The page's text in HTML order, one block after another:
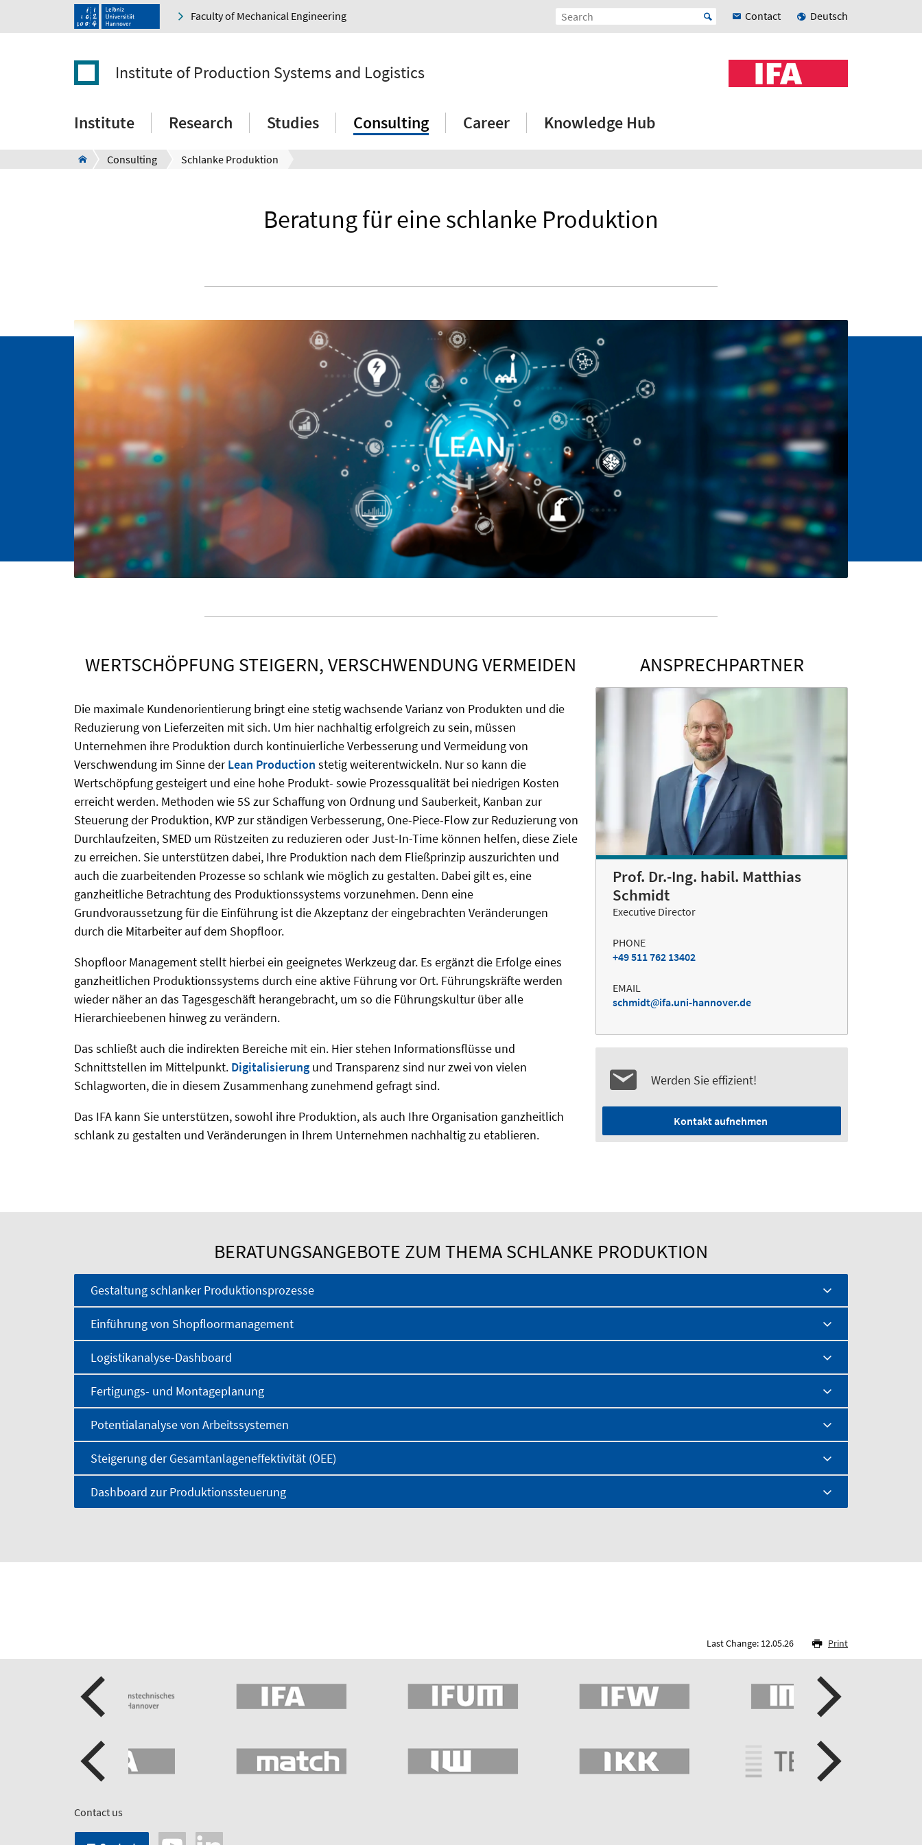
Faculty of Mechanical Engineering Contact Deutsch
Institute of Production Systems and Logistics
Institute Research Studies Consulting Career Knowledge Hub
Consulting Schlanke Produktion
Beratung für eine schlanke Produktion
WERTSCHÖPFUNG STEIGERN, VERSCHWENDUNG VERMEIDEN
Die maximale Kundenorientierung bringt eine stetig wachsende Varianz von Produkten und die
Reduzierung von Lieferzeiten mit sich. Um hier nachhaltig erfolgreich zu sein, müssen
Unternehmen ihre Produktion durch kontinuierliche Verbesserung und Vermeidung von
Verschwendung im Sinne derLean Production stetig weiterentwickeln. Nur so kann die
Wertschöpfung gesteigert und eine hohe Produkt- sowie Prozessqualität bei niedrigen Kosten
erreicht werden. Methoden wie 5S zur Schaffung von Ordnung und Sauberkeit, Kanban zur
Steuerung der Produktion, KVP zur ständigen Verbesserung, One-Piece-Flow zur Reduzierung von
Durchlaufzeiten, SMED um Rüstzeiten zu reduzieren oder Just-In-Time können helfen, diese Ziele
zu erreichen. Sie unterstützen dabei, Ihre Produktion nach dem Fließprinzip auszurichten und
auch die zuarbeitenden Prozesse so schlank wie möglich zu gestalten. Dabei gilt es, eine
ganzheitliche Betrachtung des Produktionssystems vorzunehmen. Denn eine
Grundvoraussetzung für die Einführung ist die Akzeptanz der eingebrachten Veränderungen
durch die Mitarbeiter auf dem Shopfloor.
Shopfloor Management stellt hierbei ein geeignetes Werkzeug dar. Es ergänzt die Erfolge eines
ganzheitlichen Produktionssystems durch eine aktive Führung vor Ort. Führungskräfte werden
wieder näher an das Tagesgeschäft herangebracht, um so die Führungskultur über alle
Hierarchieebenen hinweg zu verändern.
Das schließt auch die indirekten Bereiche mit ein. Hier stehen Informationsflüsse und
Schnittstellen im Mittelpunkt. Digitalisierung und Transparenz sind nur zwei von vielen
Schlagworten, die in diesem Zusammenhang zunehmend gefragt sind.
Das IFA kann Sie unterstützen, sowohl ihre Produktion, als auch Ihre Organisation ganzheitlich
schlank zu gestalten und Veränderungen in Ihrem Unternehmen nachhaltig zu etablieren.
ANSPRECHPARTNER
Prof. Dr.-Ing. habil. Matthias
Schmidt
Executive Director
PHONE
+49 511 762 13402
EMAIL
schmidt
ifa.uni-hannover.de
Werden Sie effizient!
Kontakt aufnehmen
BERATUNGSANGEBOTE ZUM THEMA SCHLANKE PRODUKTION
Gestaltung schlanker Produktionsprozesse
Einführung von Shopfloormanagement
Logistikanalyse-Dashboard
Fertigungs- und Montageplanung
Potentialanalyse von Arbeitssystemen
Steigerung der Gesamtanlageneffektivität (OEE)
Dashboard zur Produktionssteuerung
Last Change: 12.05.26 Print
Contact us